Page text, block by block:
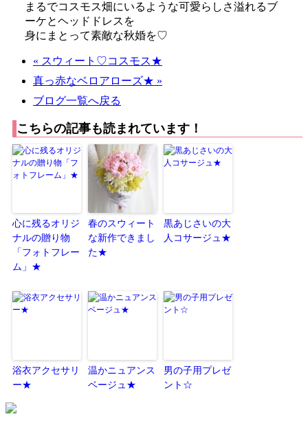
まるでコスモス畑にいるような可愛らしさ溢れるブ
ーケとヘッドドレスを
身にまとって素敵な秋婚を♡
« スウィート♡コスモス★
真っ赤なベロアローズ★ »
ブログ一覧へ戻る
こちらの記事も読まれています！
心に残るオリジ
ナルの贈り物
「フォトフレー
ム」★
春のスウィート
な新作できまし
た★
黒あじさいの大
人コサージュ★
浴衣アクセサリ
ー★
温かニュアンス
ベージュ★
男の子用プレゼ
ント☆